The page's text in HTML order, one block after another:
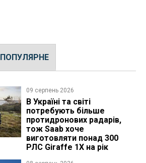
ПОПУЛЯРНЕ
09 серпень 2026
В Україні та світі
потребують більше
протидронових радарів,
тож Saab хоче
виготовляти понад 300
РЛС Giraffe 1X на рік